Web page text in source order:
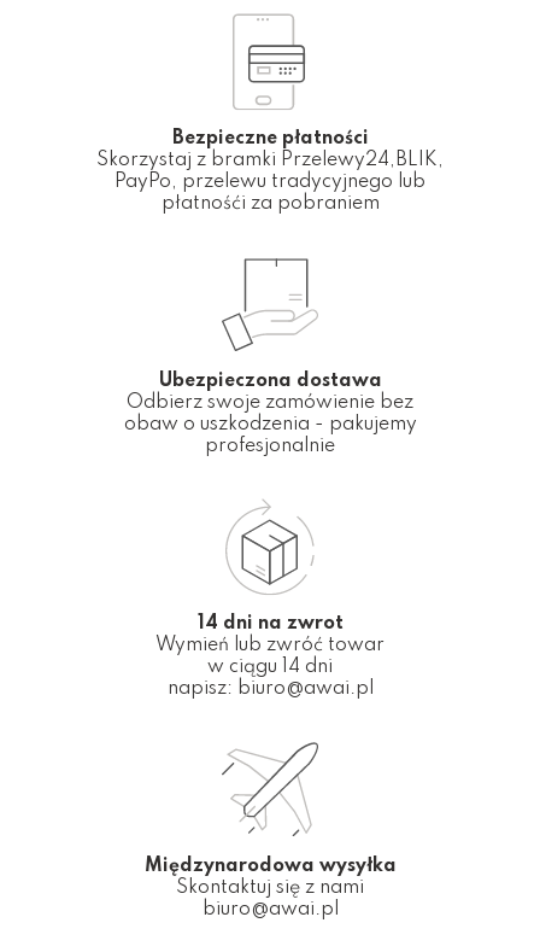
Bezpieczne płatności
Skorzystaj z bramki Przelewy24,BLIK,
PayPo, przelewu tradycyjnego lub
płatnośći za pobraniem
Ubezpieczona dostawa
Odbierz swoje zamówienie bez
obaw o uszkodzenia - pakujemy
profesjonalnie
14 dni na zwrot
Wymień lub zwróć towar
w ciągu 14 dni
napisz: biuro@awai.pl
Międzynarodowa wysyłka
Skontaktuj się z nami
biuro@awai.pl